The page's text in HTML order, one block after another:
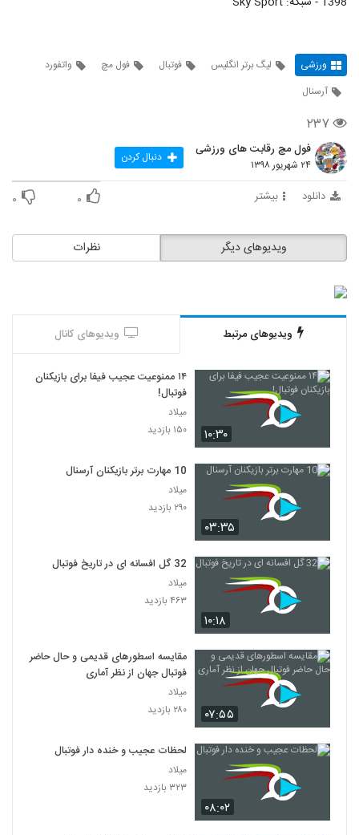
ورزشی لیگ برتر انگلیس فوتبال فول مچ
واتفورد
آرسنال
۲۳۷
فول مچ رقابت های ورزشی
۲۴ شهریور ۱۳۹۸ دنبال کردن
دانلود بیشتر ۰ ۰
نظرات ویدیوهای دیگر
ویدیوهای مرتبط ویدیوهای کانال
۱۰:۳۰
۱۴ ممنوعیت عجیب فیفا برای بازیکنان
فوتبال!
میلاد
۱۵۰ بازدید
۰۳:۳۵
10 مهارت برتر بازیکنان آرسنال
میلاد
۲۹۰ بازدید
۱۰:۱۸
32 گل افسانه ای در تاریخ فوتبال
میلاد
۴۶۳ بازدید
۰۷:۵۵
مقایسه اسطورهای قدیمی و حال حاضر
فوتبال جهان از نظر آماری
میلاد
۲۸۰ بازدید
۰۸:۰۲
لحظات عجیب و خنده دار فوتبال
میلاد
۳۲۳ بازدید